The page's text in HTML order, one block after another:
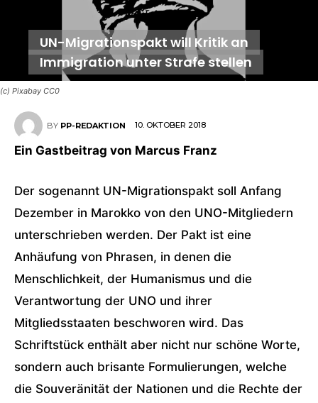
(c) Pixabay CC0
UN-Migrationspakt will Kritik an
Immigration unter Strafe stellen
BY PP-REDAKTION 10. OKTOBER 2018
Ein Gastbeitrag von Marcus Franz
Der sogenannt UN-Migrationspakt soll Anfang
Dezember in Marokko von den UNO-Mitgliedern
unterschrieben werden. Der Pakt ist eine
Anhäufung von Phrasen, in denen die
Menschlichkeit, der Humanismus und die
Verantwortung der UNO und ihrer
Mitgliedsstaaten beschworen wird. Das
Schriftstück enthält aber nicht nur schöne Worte,
sondern auch brisante Formulierungen, welche
die Souveränität der Nationen und die Rechte der